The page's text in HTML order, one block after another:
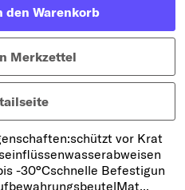
den Warenkorb
Merkzettel
vor Krat
-30°Cschnelle Befestigun